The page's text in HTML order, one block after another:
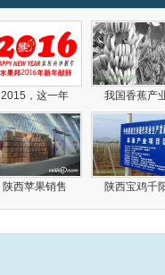
2015，这一年 我国香蕉产
陕西苹果销售 陕西宝鸡千